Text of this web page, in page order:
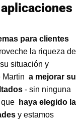
para clientes
la riqueza de
situación y
Martin a mejorar su
- sin ninguna
haya elegido la
y estamos